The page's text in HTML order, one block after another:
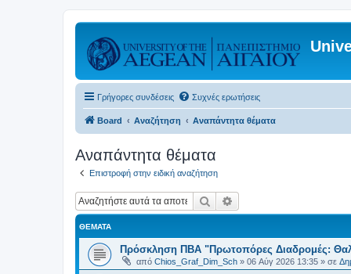
Γρήγορες συνδέσεις Συχνές ερωτήσεις
Board Αναζήτηση Αναπάντητα θέματα
Αναπάντητα θέματα
Επιστροφή στην ειδική αναζήτηση
Αναζήτηση
ΘΈΜΑΤΑ
Πρόσκληση ΠΒΑ "Πρωτοπόρες Διαδρομές:
από Chios_Graf_Dim_Sch » 06 Αύγ 2026 13:35 » σε